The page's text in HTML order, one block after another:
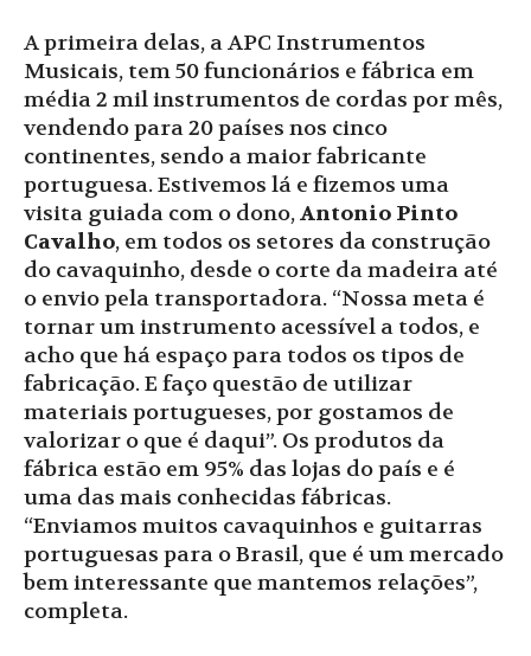
A primeira delas, a APC Instrumentos
Musicais, tem 50 funcionários e fábrica em
média 2 mil instrumentos de cordas por mês,
vendendo para 20 países nos cinco
continentes, sendo a maior fabricante
portuguesa. Estivemos lá e fizemos uma
visita guiada com o dono,Antonio Pinto
Cavalho, em todos os setores da construção
do cavaquinho, desde o corte da madeira até
o envio pela transportadora. “Nossa meta é
tornar um instrumento acessível a todos, e
acho que há espaço para todos os tipos de
fabricação. E faço questão de utilizar
materiais portugueses, por gostamos de
valorizar o que é daqui”. Os produtos da
fábrica estão em 95% das lojas do país e é
uma das mais conhecidas fábricas.
“Enviamos muitos cavaquinhos e guitarras
portuguesas para o Brasil, que é um mercado
bem interessante que mantemos relações”,
completa.